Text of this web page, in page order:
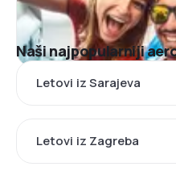
Naši najpopularniji
Letovi iz Sarajeva
Letovi iz Zagreba